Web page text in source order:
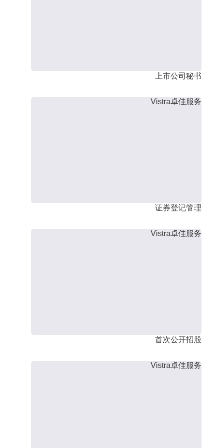
上市公司秘书
Vistra卓佳服务
证券登记管理
Vistra卓佳服务
首次公开招股
Vistra卓佳服务